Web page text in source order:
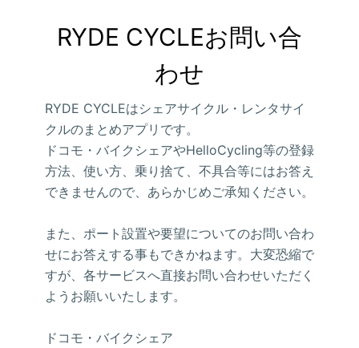
RYDE CYCLEお問い合
わせ
RYDE CYCLEはシェアサイクル・レンタサイ
クルのまとめアプリです。
ドコモ・バイクシェアやHelloCycling等の登録
方法、使い方、乗り捨て、不具合等にはお答え
できませんので、あらかじめご承知ください。
また、ポート設置や要望についてのお問い合わ
せにお答えする事もできかねます。大変恐縮で
すが、各サービスへ直接お問い合わせいただく
ようお願いいたします。
ドコモ・バイクシェア